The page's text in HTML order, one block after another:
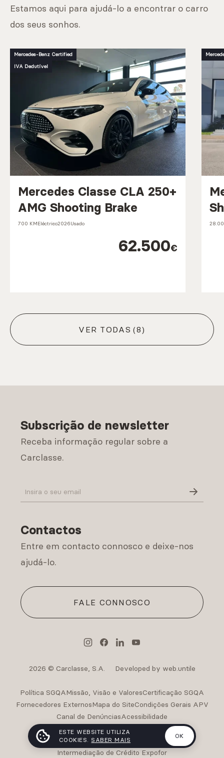
Estamos aqui para ajudá-lo a encontrar o carro
dos seus sonhos.
Mercedes-Benz Certified
IVA Dedutível
Mercedes Classe CLA 250+
AMG Shooting Brake
700 KMEléctrico2026Usado
62.500€
VER TODAS (8)
Subscrição de newsletter
Receba informação regular sobre a
Carclasse.
Contactos
Entre em contacto connosco e deixe-nos
ajudá-lo.
FALE CONNOSCO
2026 © Carclasse, S.A. Developed by web.untile
Política SGQAMissão, Visão e ValoresCertificação SGQA
Fornecedores ExternosMapa do SiteCondições Gerais APV
Canal de DenúnciasAcessibilidade
Intermediação de Crédito Carclasse
Intermediação de Crédito Carclasse II
Intermediação de Crédito Expofor
ESTE WEBSITE UTILIZA
COOKIES. SABER MAIS
OK